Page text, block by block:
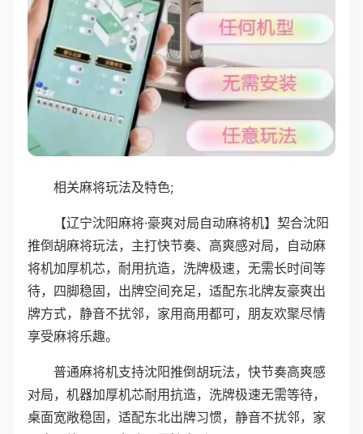
相关麻将玩法及特色;
【辽宁沈阳麻将·豪爽对局自动麻将机】契合沈阳
推倒胡麻将玩法，主打快节奏、高爽感对局，自动麻
将机加厚机芯，耐用抗造，洗牌极速，无需长时间等
待，四脚稳固，出牌空间充足，适配东北牌友豪爽出
牌方式，静音不扰邻，家用商用都可，朋友欢聚尽情
享受麻将乐趣。
普通麻将机支持沈阳推倒胡玩法，快节奏高爽感
对局，机器加厚机芯耐用抗造，洗牌极速无需等待，
桌面宽敞稳固，适配东北出牌习惯，静音不扰邻，家